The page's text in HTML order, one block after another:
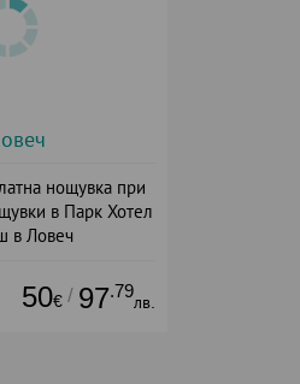
нощувка при
в Парк Хотел
в Ловеч
50€ / 97.79
лв.